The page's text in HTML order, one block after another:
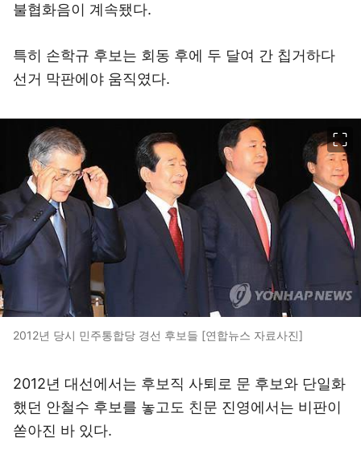
불협화음이 계속됐다.
특히 손학규 후보는 회동 후에 두 달여 간 칩거하다
선거 막판에야 움직였다.
2012년 당시 민주통합당 경선 후보들 [연합뉴스 자료사진]
2012년 대선에서는 후보직 사퇴로 문 후보와 단일화
했던 안철수 후보를 놓고도 친문 진영에서는 비판이
쏟아진 바 있다.